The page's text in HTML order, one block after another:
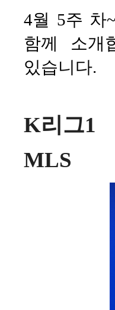
4월 5주 차
함께 소
있습니다.
K리그1
MLS